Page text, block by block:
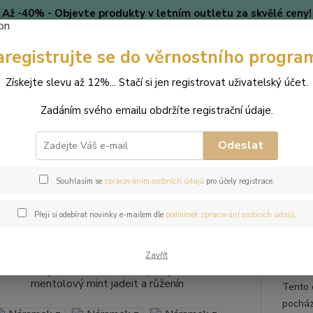
Až -40% - Objevte produkty v letním outletu za skvělé ceny!
🎄 VÁNOCE Blog
Hledat
(Po-
Náramek z přírodních kamenů a perly Swarovski -
z přírodních kamenů a
jadeit a růženín
Tento
se do věrnostního
Získejte slevu až 12%... Stačí si jen registrovat uživatelský účet.
Zadáním svého emailu obdržíte registrační údaje.
Odeslat
Souhlasím se zpracováním osobních údajůpro účely registrace.
Přeji si odebírat novinky e-mailem dle podmínek zpracování osobních údajů.
Zavřít